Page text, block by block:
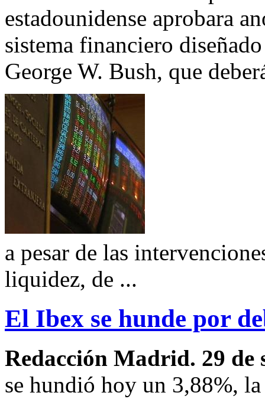
estadounidense aprobara
sistema financiero
George W. Bush, que
a pesar de las
liquidez, de ...
El Ibex se hunde por
Redacción Madrid. 29 de
se hundió hoy un 3,88%,